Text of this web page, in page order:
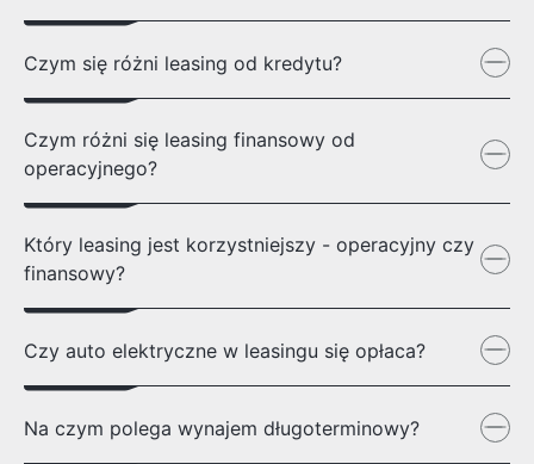
Czym się różni leasing od kredytu?
Czym różni się leasing finansowy od
operacyjnego?
Który leasing jest korzystniejszy - operacyjny czy
finansowy?
Czy auto elektryczne w leasingu się opłaca?
Na czym polega wynajem długoterminowy?